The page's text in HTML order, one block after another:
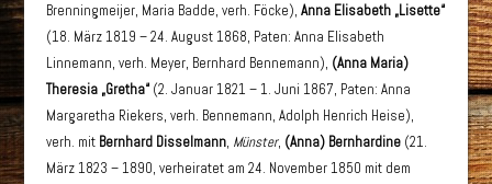
Brenningmeijer, Maria Badde, verh. Föcke),Anna Elisabeth „Lisette“
(18. März 1819 – 24. August 1868, Paten: Anna Elisabeth
Linnemann, verh. Meyer, Bernhard Bennemann), (Anna Maria)
Theresia „Gretha“ (2. Januar 1821 – 1. Juni 1867, Paten: Anna
Margaretha Riekers, verh. Bennemann, Adolph Henrich Heise),
verh. mit Bernhard Disselmann, Münster, (Anna) Bernhardine (21.
März 1823 – 1890, verheiratet am 24. November 1850 mit dem